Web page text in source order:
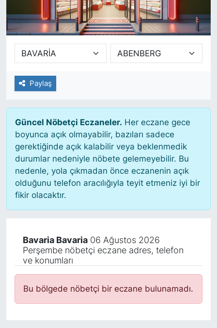
Paylaş
Güncel Nöbetçi Eczaneler. Her eczane gece
boyunca açık olmayabilir, bazıları sadece
gerektiğinde açık kalabilir veya beklenmedik
durumlar nedeniyle nöbete gelemeyebilir. Bu
nedenle, yola çıkmadan önce eczanenin açık
olduğunu telefon aracılığıyla teyit etmeniz iyi bir
fikir olacaktır.
Bavaria Bavaria06 Ağustos 2026
Perşembe nöbetçi eczane adres, telefon
ve konumları
Bu bölgede nöbetçi bir eczane bulunamadı.
SİYASET
SAĞLIK